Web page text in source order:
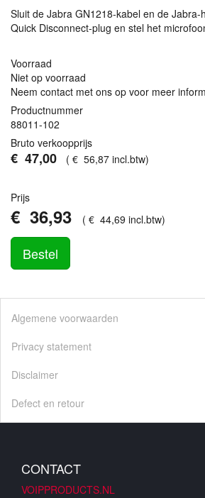
Sluit de Jabra GN1218-kabel en de
Quick Disconnect-plug en stel het
Voorraad
Niet op voorraad
Neem contact met ons op voor meer
Productnummer
88011-102
Bruto verkoopprijs
€ 47,00 ( € 56,87 incl.btw)
Prijs
€ 36,93 ( € 44,69 incl.btw)
Bestel
Algemene voorwaarden
Privacy statement
Disclaimer
Defect en retour
CONTACT
VOIPPRODUCTS.NL